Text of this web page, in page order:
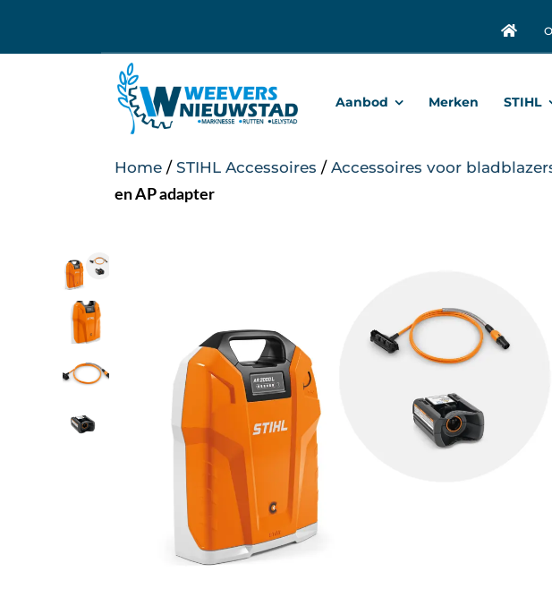
Aanbod Merken STIHL
Home / STIHL Accessoires / Accessoires voor
en AP adapter